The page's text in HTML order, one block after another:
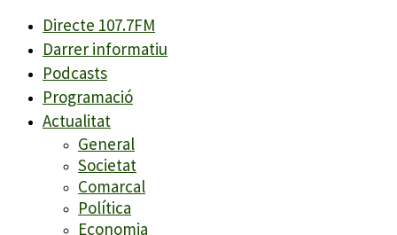
Directe 107.7FM
Darrer informatiu
Podcasts
Programació
Actualitat
General
Societat
Comarcal
Política
Economia